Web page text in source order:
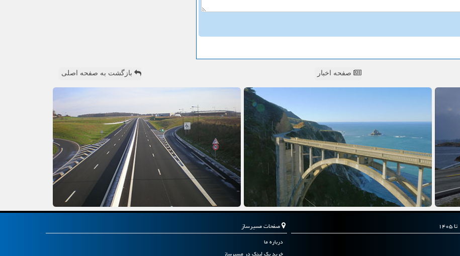
صفحه اخبار بازگشت به صفحه اصلی
صفحات مسیرساز
درباره ما